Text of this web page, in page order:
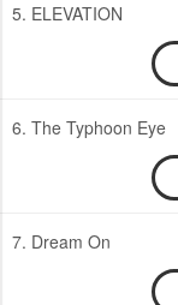
5. ELEVATION
6. The Typhoon Eye
7. Dream On